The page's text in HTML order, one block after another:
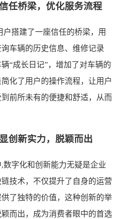
任桥梁，优化服务流程
搭建了一座信任的桥梁，用
车辆的历史信息、维修记录
“成长日记”，增加了对车辆的
化了用户的操作流程，让用户
前所未有的便捷和舒适，从而
创新实力，脱颖而出
字化和创新能力无疑是企业
技术，不仅提升了自身的运营
了独特的价值，这种创新的举
而出，成为消费者眼中的首选